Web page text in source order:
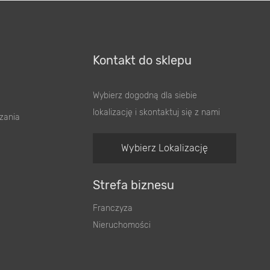
Kontakt do sklepu
Wybierz dogodną dla siebie
lokalizację i skontaktuj się z nami
Wybierz Lokalizację
Strefa biznesu
Franczyza
Nieruchomości